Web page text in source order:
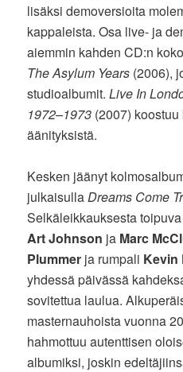
lisäksi demoversioita
kappaleista. Osa live- ja
aiemmin kahden CD:n
The Asylum Years (2006),
studioalbumit.Live In
1972–1973 (2007)
äänityksistä.
Kesken jäänyt
julkaisullaDreams Come
Selkäleikkauksesta
Art Johnson ja Marc
Plummer ja rumpali
yhdessä päivässä
sovitettua laulua.
masternauhoista vuonna
hahmottuu autenttisen
albumiksi, joskin